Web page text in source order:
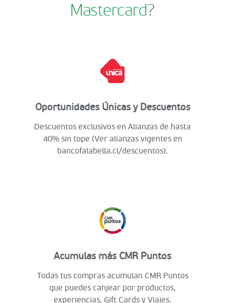
Mastercard?
Oportunidades Únicas y Descuentos
Descuentos exclusivos en Alianzas de hasta
40% sin tope (Ver alianzas vigentes en
bancofalabella.cl/descuentos).
Acumulas más CMR Puntos
Todas tus compras acumulan CMR Puntos
que puedes canjear por productos,
experiencias, Gift Cards y Viajes.